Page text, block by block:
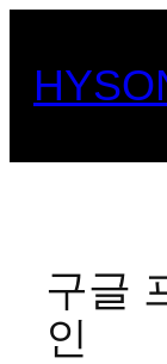
구글
인